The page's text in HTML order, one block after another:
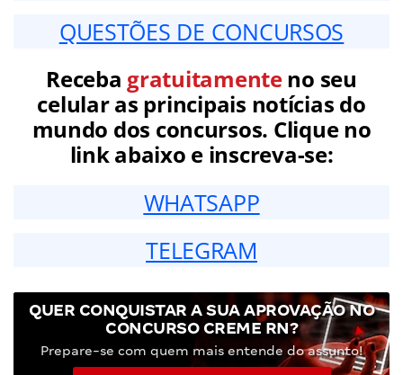
QUESTÕES DE CONCURSOS
Receba gratuitamenteno seu
celular as principais notícias do
mundo dos concursos. Clique no
link abaixo e inscreva-se:
WHATSAPP
TELEGRAM
QUER CONQUISTAR A SUA APROVAÇÃO NO
CONCURSO CREME RN?
Prepare-se com quem mais entende do assunto!